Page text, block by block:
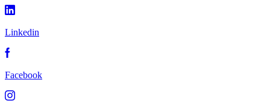
Linkedin
Facebook